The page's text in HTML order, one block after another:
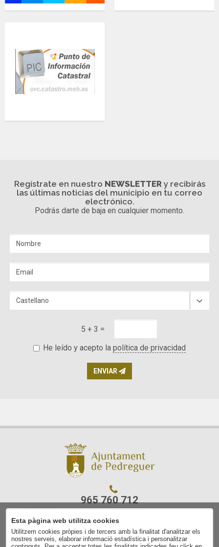
Regístrate en nuestro NEWSLETTERy recibirás
las últimas noticias del municipio en tu correo
electrónico.
Podrás darte de baja en cualquier momento.
5 + 3 =
He leído y acepto la política de privacidad
ENVIAR
965 760 712
C/ Ajuntament, 7
03750 Pedreguer
(Alacant)
Esta pàgina web utilitza cookies
Utilitzem cookies pròpies i de tercers amb la finalitat d'analitzar els
nostres serveis, elaborar informació estadística i personalitzar